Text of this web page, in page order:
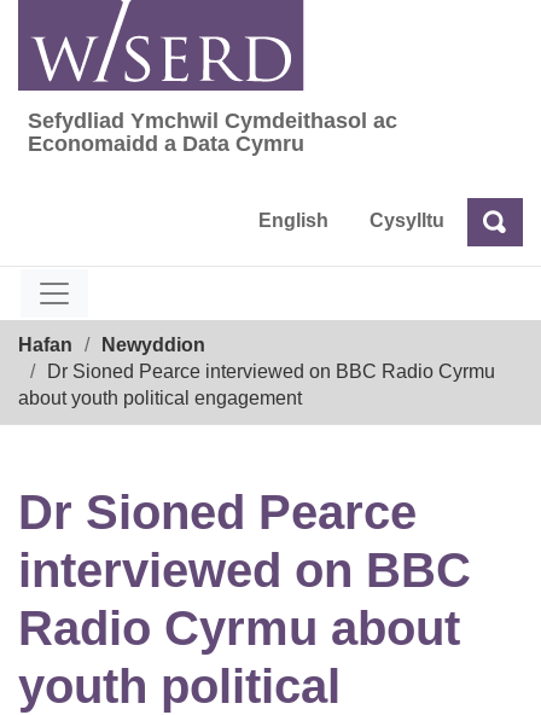
content
Sefydliad Ymchwil Cymdeithasol ac
Sefydliad Ymchwil Cymdeithasol ac
Economaidd a Data Cymru
English Cysylltu Chwilio
Hafan
Newyddion
Dr Sioned Pearce interviewed on BBC Radio Cyrmu
about youth political engagement
Dr Sioned Pearce
interviewed on BBC
Radio Cyrmu about
youth political